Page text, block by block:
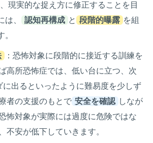
現実的な捉え方に修正することを目
は、
認知再構成 と 段階的曝露 を組
：恐怖対象に段階的に接近する訓練を
高所恐怖症では、低い台に立つ、次
に出るといったように難易度を少しず
者の支援のもとで 安全を確認 しなが
怖対象が実際には過度に危険ではな
不安が低下していきます。